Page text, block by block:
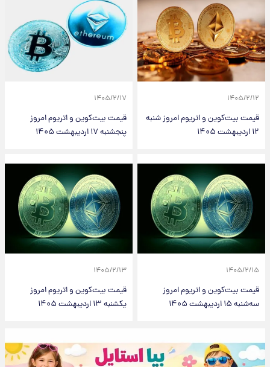
۱۴۰۵/۲/۱۲
قیمت بیت‌کوین و اتریوم امروز شنبه
۱۲ اردیبهشت ۱۴۰۵
۱۴۰۵/۲/۱۷
قیمت بیت‌کوین و اتریوم امروز
پنجشنبه ۱۷ اردیبهشت ۱۴۰۵
۱۴۰۵/۲/۱۵
قیمت بیت‌کوین و اتریوم امروز
سه‌شنبه ۱۵ اردیبهشت ۱۴۰۵
۱۴۰۵/۲/۱۳
قیمت بیت‌کوین و اتریوم امروز
یکشنبه ۱۳ اردیبهشت ۱۴۰۵